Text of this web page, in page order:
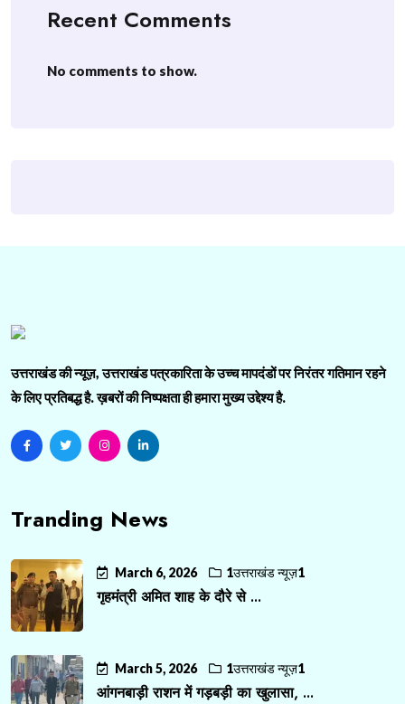
Recent Comments
No comments to show.
उत्तराखंड की न्यूज़, उत्तराखंड पत्रकारिता के उच्च मापदंडों पर निरंतर गतिमान रहने
के लिए प्रतिबद्ध है. ख़बरों की निष्पक्षता ही हमारा मुख्य उद्देश्य है.
Tranding News
March 6, 2026 1उत्तराखंड न्यूज़1
गृहमंत्री अमित शाह के दौरे से ...
March 5, 2026 1उत्तराखंड न्यूज़1
आंगनबाड़ी राशन में गड़बड़ी का खुलासा, ...